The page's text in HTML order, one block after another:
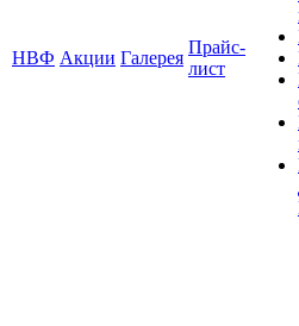
НВФ Акции Галерея
Прайс-
лист